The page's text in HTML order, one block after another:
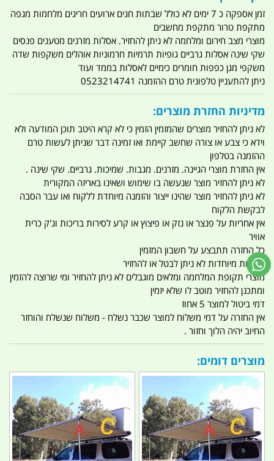
זמן אספקה כ 7 ימים לא כולל שבתות חגים ארועים חריגים מלחמות מגפה
מתקפת טרור מתקפת מחשבים
מוצרי מצב חירום ומלחמה לא ניתן להחזיר. אסלות מזרנים מטענים פנסים
שקי שינה אסלות גרביים גופיות תרמיות חרמוניות אוהלים משקפות שדה
משקפי מגן כפפות חומרים כימיים לאסלות בממד ועוד
ניתן להתעניין טלפונית טרם ההזמנה 0523214741
מדיניות החזרת מוצרים:
לא ניתן להחזיר מוצרים שהמזמין הזמין כי לא קרא היטב תוכן המודעה ולא
וידא כי צבע או צורה שחשב קיימת ואו זמינה דבר שניתן לעשות טרם
ההזמנה בטלפון
אין החזרת מוצרי הגיינה. מזרנים. מגבות. שמיכות. גרביים. שקי שינה .
לא ניתן להחזיר מוצר שנעשה בו שימוש ושאינו באריזה המקורית
לא ניתן להחזיר מוצר שהינו ייצור והזמנה מיוחדת ללקוח ואו עבר הסבה
לבקשת הלקוח
אין אחריות על פנצר או נזק או פיצוץ או קרע לסירות בריכות וג'ק כרית
אוויר
כל החזרה תתבצע על חשבון המזמין
הזמנות מיוחדות לא ניתן לבטל או להחזיר
מוצרי תקופת המלחמה ומלאים מוגבלים לא ניתן להחזיר ומי שרוצה להזמין
ומתכנן להחזיר מוטב לו שלא יזמין
דמי ביטול למוצר 5 אחוז
אין החזרה על דמי משלוח למוצר שכבר נשלח - משלוח שנשלח והוחזר
החיוב יהיה הלוך וחזור .
מוצרים דומים: